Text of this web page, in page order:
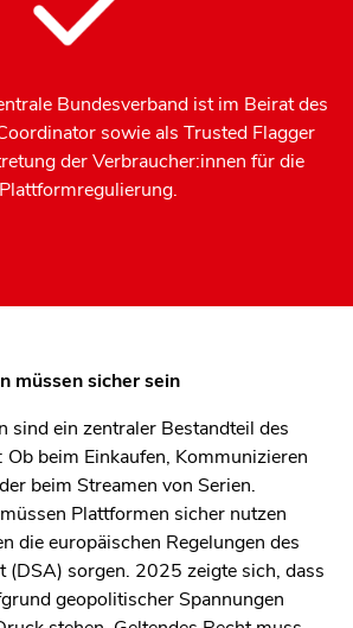
Bundesverband ist im Beirat des
sowie als Trusted Flagger
der Verbraucher:innen für die
Plattformregulierung.
müssen sicher sein
sind ein zentraler Bestandteil des
beim Einkaufen, Kommunizieren
beim Streamen von Serien.
Plattformen sicher nutzen
die europäischen Regelungen des
(DSA) sorgen. 2025 zeigte sich, dass
geopolitischer Spannungen